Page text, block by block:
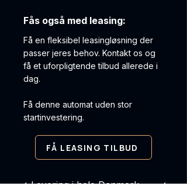
Fås også med leasing:
Få en fleksibel leasingløsning der
passer jeres behov. Kontakt os og
få et uforpligtende tilbud allerede i
dag.
Få denne automat uden stor
startinvestering.
FÅ LEASING TILBUD
✓ Levering i hele Danmark ✓